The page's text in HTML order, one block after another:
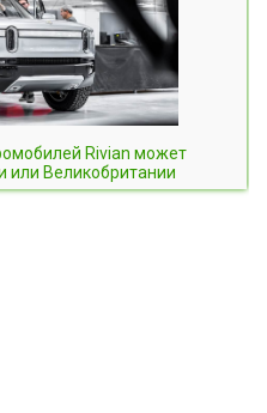
Rivian может
или Великобритании